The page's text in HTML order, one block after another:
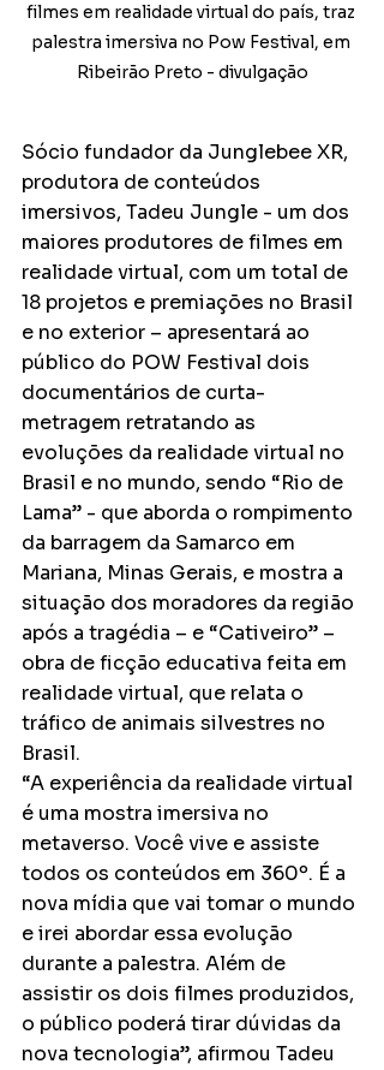
filmes em realidade virtual do país, traz
palestra imersiva no Pow Festival, em
Ribeirão Preto - divulgação
Sócio fundador da Junglebee XR,
produtora de conteúdos
imersivos, Tadeu Jungle - um dos
maiores produtores de filmes em
realidade virtual, com um total de
18 projetos e premiações no Brasil
e no exterior – apresentará ao
público do POW Festival dois
documentários de curta-
metragem retratando as
evoluções da realidade virtual no
Brasil e no mundo, sendo “Rio de
Lama” - que aborda o rompimento
da barragem da Samarco em
Mariana, Minas Gerais, e mostra a
situação dos moradores da região
após a tragédia – e “Cativeiro” –
obra de ficção educativa feita em
realidade virtual, que relata o
tráfico de animais silvestres no
Brasil.
“A experiência da realidade virtual
é uma mostra imersiva no
metaverso. Você vive e assiste
todos os conteúdos em 360º. É a
nova mídia que vai tomar o mundo
e irei abordar essa evolução
durante a palestra. Além de
assistir os dois filmes produzidos,
o público poderá tirar dúvidas da
nova tecnologia”, afirmou Tadeu